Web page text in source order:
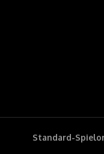
Standard-